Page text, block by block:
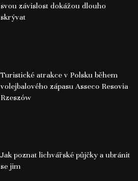
svou závislost dokážou dlouho
skrývat
Turistické atrakce v Polsku během
volejbalového zápasu Asseco Resovia
Rzeszów
Jak poznat lichvářské půjčky a ubránit
se jim